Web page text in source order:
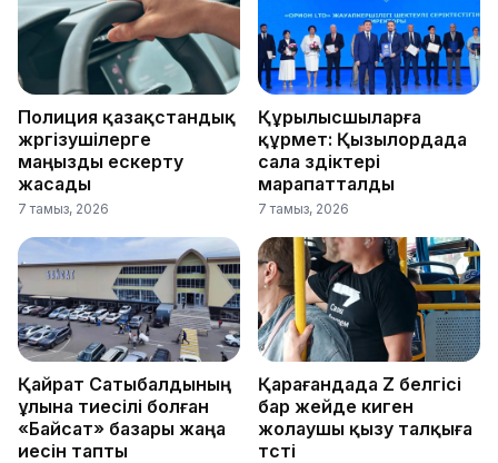
Полиция қазақстандық
жүргізушілерге
маңызды ескерту
жасады
7 тамыз, 2026
Құрылысшыларға
құрмет: Қызылордада
сала үздіктері
марапатталды
7 тамыз, 2026
Қайрат Сатыбалдының
ұлына тиесілі болған
«Байсат» базары жаңа
иесін тапты
Қарағандада Z белгісі
бар жейде киген
жолаушы қызу талқыға
түсті